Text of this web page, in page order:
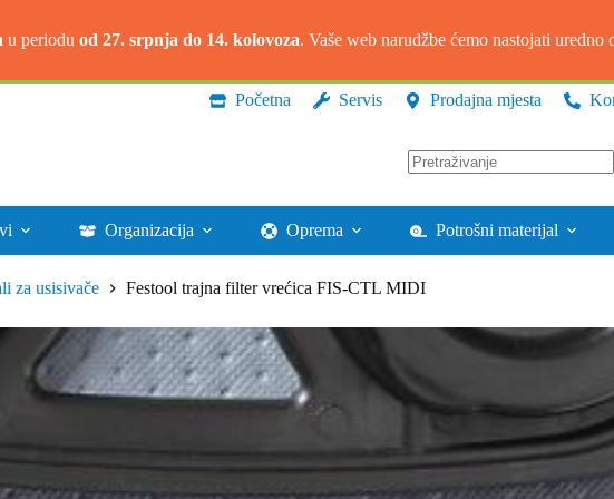
u periodu od 27. srpnja do 14. kolovoza. Vaše web narudžbe ćemo nastojati
Početna Servis Prodajna mjesta
rezultata.
Organizacija Oprema Potrošni materijal
za usisivače Festool trajna filter vrećica FIS-CTL MIDI